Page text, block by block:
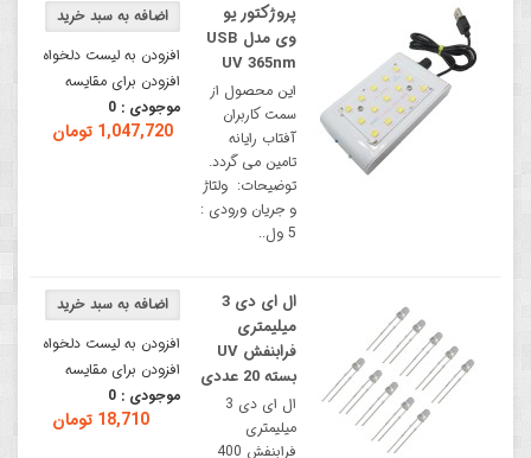
افزودن به لیست دلخواه
افزودن برای مقایسه
موجودی : 0
1,047,720 تومان
پروژکتور یو
وی مدل USB
UV 365nm
این محصول از
سمت کاربران
آفتاب رایانه
تامین می گردد.
توضیحات: ولتاژ
و جریان ورودی :
5 ول..
افزودن به لیست دلخواه
افزودن برای مقایسه
موجودی : 0
18,710 تومان
ال ای دی 3
میلیمتری
فرابنفش UV
بسته 20 عددی
ال ای دی 3
میلیمتری
فرابنفش 400